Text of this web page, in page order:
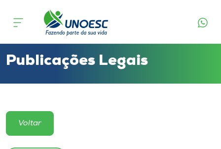
Cursos
Atendimento ao Estudante
Portal de Ensino
Publicações Legais
Voltar